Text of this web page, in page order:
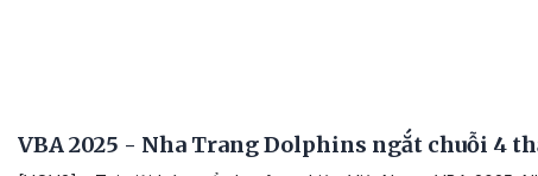
VBA 2025 - Nha Trang Dolphins ngắt chuỗi 4